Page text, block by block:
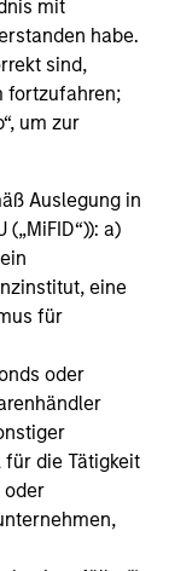
mit
habe.
sind,
fortzufahren;
um zur
Auslegung in
a)
eine
für
oder
für die Tätigkeit
oder
übernimmt.
Index
Index
Nicht-US-
und
vom Vermögen
Enthalten
und